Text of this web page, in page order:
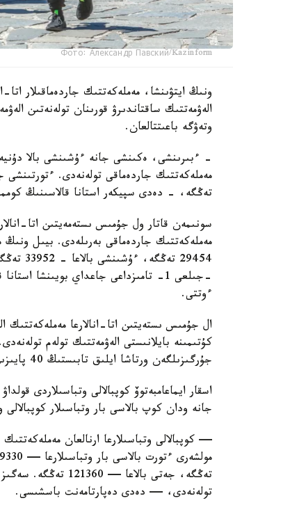
Фото: Александр Павский/Kazinform
ونىڭ ايتۋىنشا، مەملەكەتتىك جاردەماقىلار
الەۋمەتتىك ساقتاندىرۋ قورىنان تولەنەتىن
وتەۋگە باعىتتالعان.
تەڭگە، - دەدى سپيكەر استانا قالاسىنىڭ
سونىمەن قاتار ول جۇمىس ىستەمەيتىن اتا-
ءوتتى.
ال جۇمىس ىستەيتىن اتا-انالارعا مەملەكەتتىك
كۇتىمىنە بايلانىستى الەۋمەتتىك تولەم
جۇرگىزىلگەن ورتاشا ايلىق تابىستىڭ 40 پايىزىن قۇرايدى.
اسقار ايماعامبەتوۆ كوپبالالى وتباسىلاردى
جانە ودان كوپ بالاسى بار وتباسىلار
— كوپبالالى وتباسىلارعا ارنالعان
تولەنەدى، — دەدى دەپارتامەنت باسشىسى.